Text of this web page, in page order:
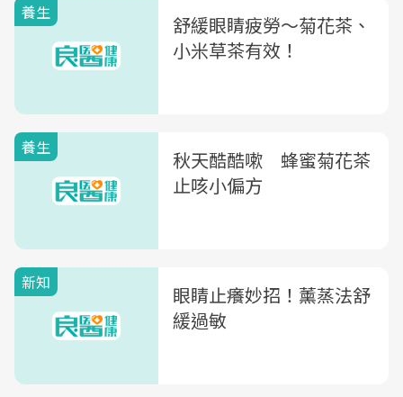
養生
舒緩眼睛疲勞～菊花茶、
小米草茶有效！
養生
秋天酷酷嗽 蜂蜜菊花茶
止咳小偏方
新知
眼睛止癢妙招！薰蒸法舒
緩過敏